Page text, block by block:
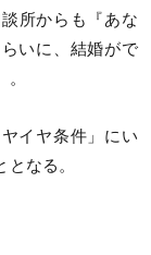
所からも『あな
いに、結婚がで
イヤ条件」にい
なる。